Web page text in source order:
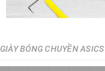
GIÀY BÓNG CHUYỀN ASICS